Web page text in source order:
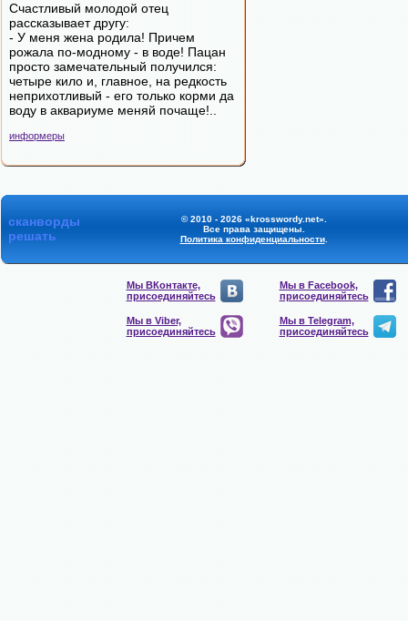
Счастливый молодой отец
рассказывает другу:
- У меня жена родила! Причем
рожала по-модному - в воде! Пацан
просто замечательный получился:
четыре кило и, главное, на редкость
неприхотливый - его только корми да
воду в аквариуме меняй почаще!..
информеры
сканворды
решать
© 2010 - 2026 «krosswordy.net».
Все права защищены.
Политика конфиденциальности.
Мы ВКонтакте,
присоединяйтесь
Мы в Facebook,
присоединяйтесь
Мы в Viber,
присоединяйтесь
Мы в Telegram,
присоединяйтесь